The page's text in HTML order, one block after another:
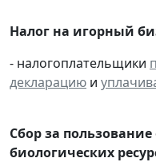
Налог на игорный
- налогоплательщики
декларацию и
Сбор за
биологических